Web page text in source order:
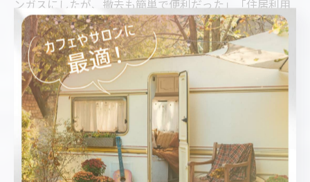
ンガスにしたが、撤去も簡単で便利だった」「住居利用
で都市ガスを導入し、ガス切れの心配がなく快適だっ
た」など、用途に応じたガス選択の重要性が強調されて
います。用途や設置環境に合わせて、最適なガス供給方
法を検討しましょう。
都市ガス利用可否を見極める方法